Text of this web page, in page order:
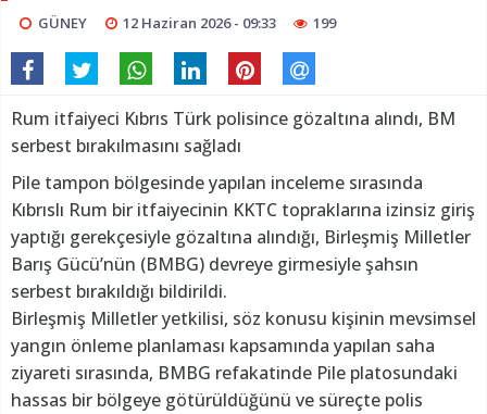
GÜNEY 12 Haziran 2026 - 09:33 199
Rum itfaiyeci Kıbrıs Türk polisince gözaltına alındı, BM
serbest bırakılmasını sağladı
Pile tampon bölgesinde yapılan inceleme sırasında
Kıbrıslı Rum bir itfaiyecinin KKTC topraklarına izinsiz giriş
yaptığı gerekçesiyle gözaltına alındığı, Birleşmiş Milletler
Barış Gücü’nün (BMBG) devreye girmesiyle şahsın
serbest bırakıldığı bildirildi.
Birleşmiş Milletler yetkilisi, söz konusu kişinin mevsimsel
yangın önleme planlaması kapsamında yapılan saha
ziyareti sırasında, BMBG refakatinde Pile platosundaki
hassas bir bölgeye götürüldüğünü ve süreçte polis